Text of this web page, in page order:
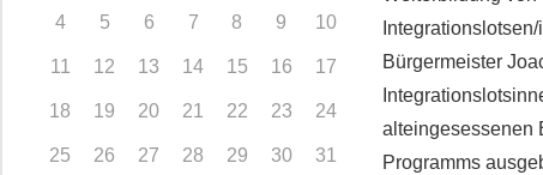
Bürgermeister
alteingesessenen
Programms
4 5 6 7 8 9 10
11 12 13 14 15 16 17
18 19 20 21 22 23 24
25 26 27 28 29 30 31